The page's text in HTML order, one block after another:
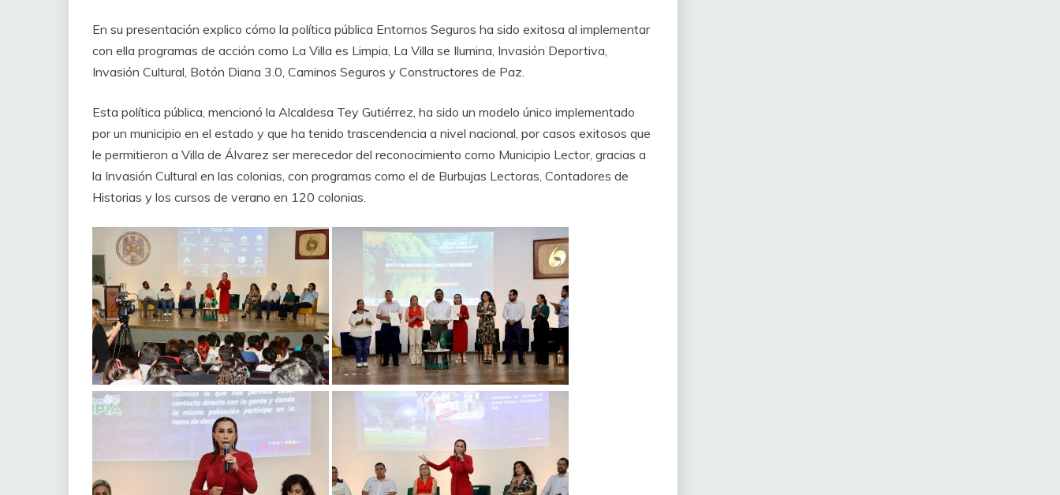
‎En su presentación explico cómo la política pública Entornos Seguros ha sido exitosa al implementar
con ella programas de acción como La Villa es Limpia, La Villa se Ilumina, Invasión Deportiva,
Invasión Cultural, Botón Diana 3.0, Caminos Seguros y Constructores de Paz.
‎Esta política pública, mencionó la Alcaldesa Tey Gutiérrez, ha sido un modelo único implementado
por un municipio en el estado y que ha tenido trascendencia a nivel nacional, por casos exitosos que
le permitieron a Villa de Álvarez ser merecedor del reconocimiento como Municipio Lector, gracias a
la Invasión Cultural en las colonias, con programas como el de Burbujas Lectoras, Contadores de
Historias y los cursos de verano en 120 colonias. ‎